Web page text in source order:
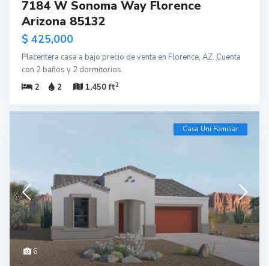
7184 W Sonoma Way Florence
Arizona 85132
$ 425,000
Placentera casa a bajo precio de venta en Florence, AZ. Cuenta
con 2 baños y 2 dormitorios.
2
2 1,450 ft2
6
Casa Uni Familiar